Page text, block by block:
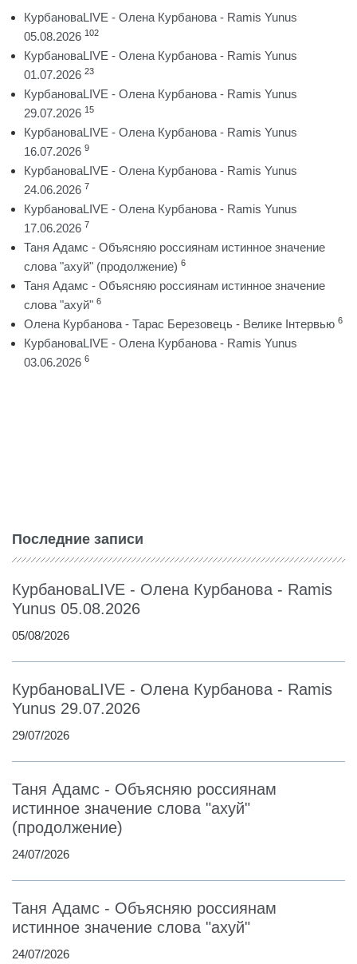
КурбановаLIVE - Олена Курбанова - Ramis Yunus
05.08.2026 102
КурбановаLIVE - Олена Курбанова - Ramis Yunus
01.07.2026 23
КурбановаLIVE - Олена Курбанова - Ramis Yunus
29.07.2026 15
КурбановаLIVE - Олена Курбанова - Ramis Yunus
16.07.2026 9
КурбановаLIVE - Олена Курбанова - Ramis Yunus
24.06.2026 7
КурбановаLIVE - Олена Курбанова - Ramis Yunus
17.06.2026 7
Таня Адамс - Объясняю россиянам истинное значение
слова "ахуй" (продолжение) 6
Таня Адамс - Объясняю россиянам истинное значение
слова "ахуй" 6
Олена Курбанова - Тарас Березовець - Велике Інтервью 6
КурбановаLIVE - Олена Курбанова - Ramis Yunus
03.06.2026 6
Последние записи
КурбановаLIVE - Олена Курбанова - Ramis
Yunus 05.08.2026
05/08/2026
КурбановаLIVE - Олена Курбанова - Ramis
Yunus 29.07.2026
29/07/2026
Таня Адамс - Объясняю россиянам
истинное значение слова "ахуй"
(продолжение)
24/07/2026
Таня Адамс - Объясняю россиянам
истинное значение слова "ахуй"
24/07/2026